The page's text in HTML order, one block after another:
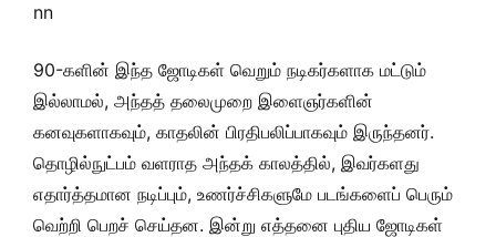
nn
90-களின் இந்த ஜோடிகள் வெறும் நடிகர்களாக மட்டும்
இல்லாமல், அந்தத் தலைமுறை இளைஞர்களின்
கனவுகளாகவும், காதலின் பிரதிபலிப்பாகவும் இருந்தனர்.
தொழில்நுட்பம் வளராத அந்தக் காலத்தில், இவர்களது
எதார்த்தமான நடிப்பும், உணர்ச்சிகளுமே படங்களைப் பெரும்
வெற்றி பெறச் செய்தன. இன்று எத்தனை புதிய ஜோடிகள்